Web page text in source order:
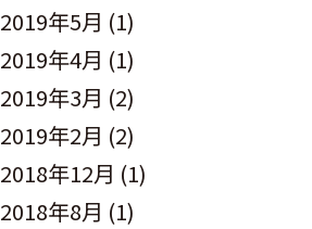
2019年5月 (1)
2019年4月 (1)
2019年3月 (2)
2019年2月 (2)
2018年12月 (1)
2018年8月 (1)